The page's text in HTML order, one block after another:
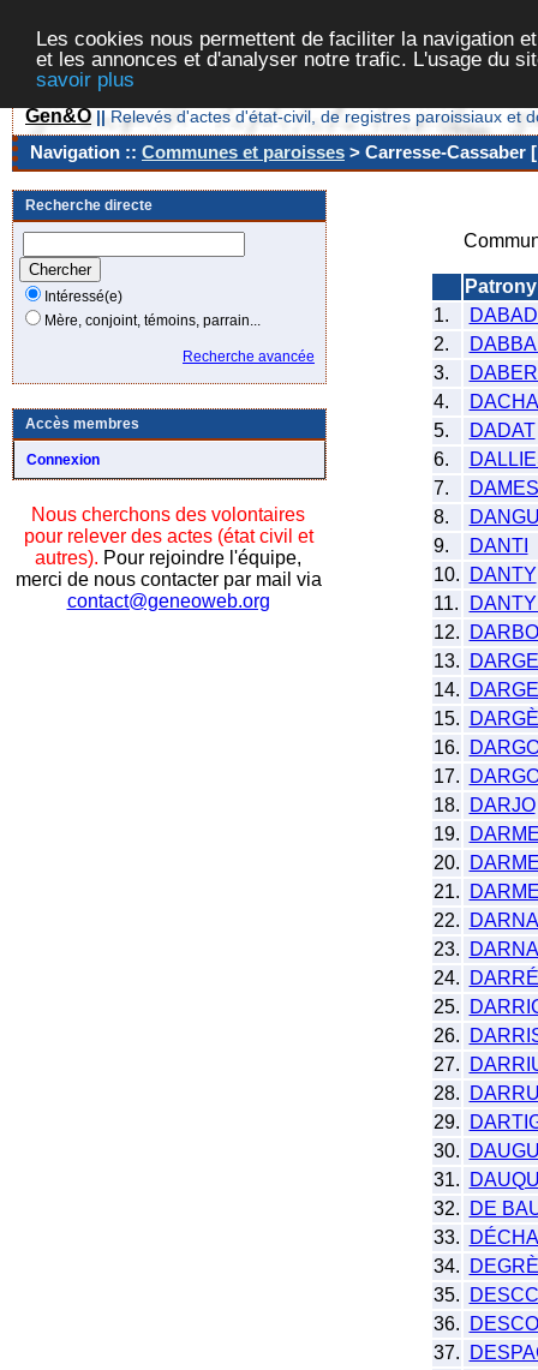
Les cookies nous permettent de faciliter la navigation
et les annonces et d'analyser notre trafic. L'usage du
savoir plus
Gen&O || Relevés d'actes d'état-civil, de registres paroissiaux et
Navigation :: Communes et paroisses > Carresse-Cassaber
Recherche directe
Intéressé(e)
Mère, conjoint, témoins, parrain...
Recherche avancée
Accès membres
Connexion
Nous cherchons des volontaires
pour relever des actes (état civil et
autres). Pour rejoindre l'équipe,
merci de nous contacter par mail via
contact@geneoweb.org
1.
2.
3.
4.
5.
DADAT
6.
7.
8.
9.
DANTI
10.
DANTY
11.
12.
13.
14.
15.
16.
17.
18.
DARJO
19.
20.
21.
22.
23.
24.
DARRÉ
25.
26.
27.
28.
29.
30.
31.
32.
DE
33.
34.
35.
36.
37.